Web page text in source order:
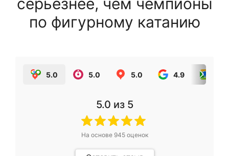
по фигурному катанию
5.0 5.0 5.0 4.9
5.0 из 5
На основе 945оценок